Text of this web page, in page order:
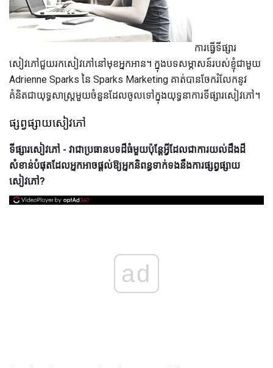
ការធ្វើទីផ្សារ
សៀវភៅជួយរកសៀវភៅនៅមុខអ្នកអាន។ ក្នុងបទសម្ភាសន៍របស់ខ្ញុំជាមួយ
Adrienne Sparks នៃ Sparks Marketing គាត់បានចែករំលែកនូវ
គំនិតជាយុទ្ធសាស្ត្រមួយចំនួនដែលចូលទៅក្នុងយុទ្ធនាការទីផ្សារសៀវភៅ។
ផ្សព្វផ្សាយសៀវភៅ
ទីផ្សារសៀវភៅ - វាជាប្រធានបទដ៏ធំមួយប៉ុន្តែអ្វីដែលជាការយល់ដឹងដ៏
សំខាន់បំផុតដែលអ្នកអាចផ្តល់ឱ្យអ្នកនិពន្ធទាក់ទងនឹងការផ្សព្វផ្សាយ
សៀវភៅ?
ad